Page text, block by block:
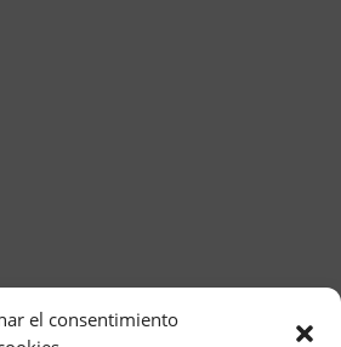
el consentimiento